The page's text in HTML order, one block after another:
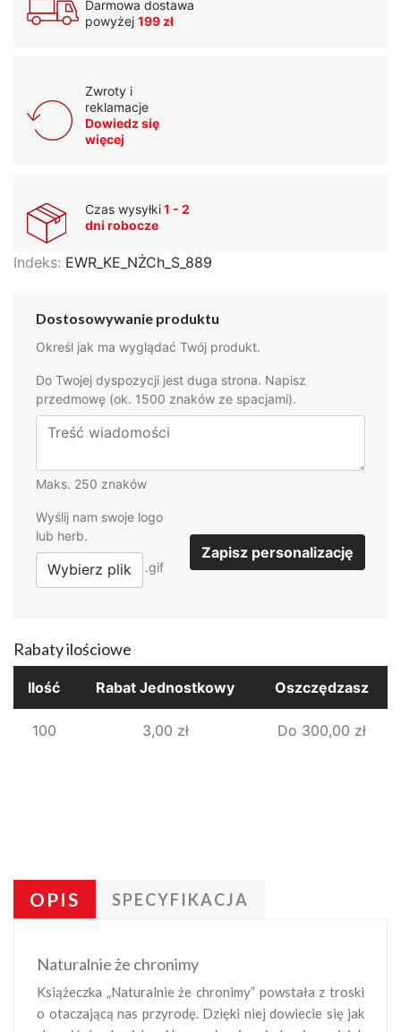
Darmowa dostawa
powyżej 199 zł
Zwroty i
reklamacje
Dowiedz się
więcej
Czas wysyłki1 - 2
dni robocze
Indeks: EWR_KE_NŻCh_S_889
Dostosowywanie produktu
Określ jak ma wyglądać Twój produkt.
Do Twojej dyspozycji jest duga strona. Napisz
przedmowę (ok. 1500 znaków ze spacjami).
Maks. 250 znaków
Wyślij nam swoje logo
lub herb.
.png .jpg .gif
Zapisz personalizację
Rabaty ilościowe
Ilość Rabat Jednostkowy Oszczędzasz
100 3,00 zł Do 300,00 zł
OPIS SPECYFIKACJA
Naturalnie że chronimy
Książeczka „Naturalnie że chronimy” powstała z troski
o otaczającą nas przyrodę. Dzięki niej dowiecie się jak